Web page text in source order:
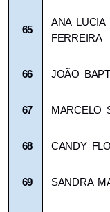
65
ANA LUCIA
FERREIRA
66 JOÃO
67 MARCELO
68 CANDY
69 SANDRA